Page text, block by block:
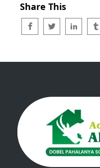
Share This